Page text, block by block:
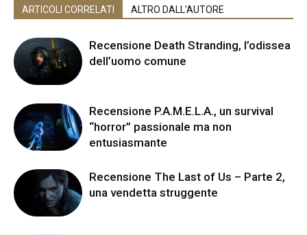
ARTICOLI CORRELATI ALTRO DALL'AUTORE
Recensione Death Stranding, l’odissea
dell’uomo comune
Recensione P.A.M.E.L.A., un survival
“horror” passionale ma non
entusiasmante
Recensione The Last of Us – Parte 2,
una vendetta struggente